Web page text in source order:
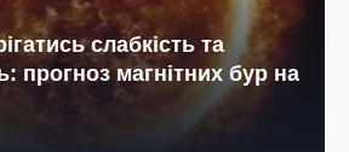
слабкість та
прогноз магнітних бур на